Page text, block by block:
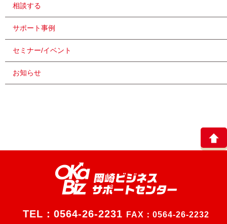
相談する
サポート事例
セミナー/イベント
お知らせ
TEL： 0564-26-2231 FAX：0564-26-2232